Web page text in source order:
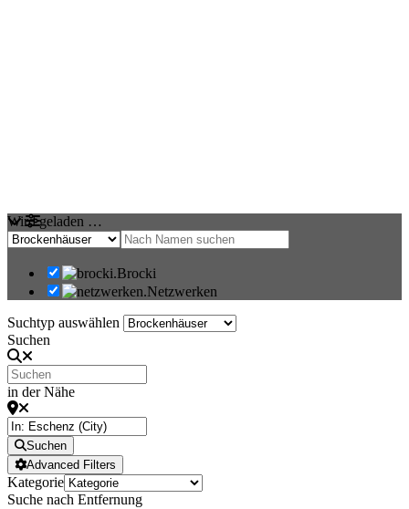
Wird geladen …
Brocki
Netzwerken
Suchtyp auswählen
Suchen
in der Nähe
Suchen
Advanced Filters
Kategorie
Suche nach Entfernung